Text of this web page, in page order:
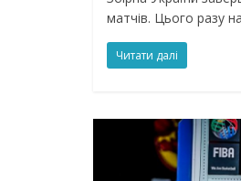
матчів. Цього разу
Читати далі